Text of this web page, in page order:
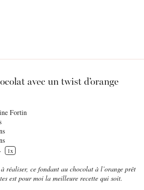
avec un twist d’orange
Fortin
1x
réaliser, ce fondant au chocolat à l’orange prêt
est pour moi la meilleure recette qui soit.